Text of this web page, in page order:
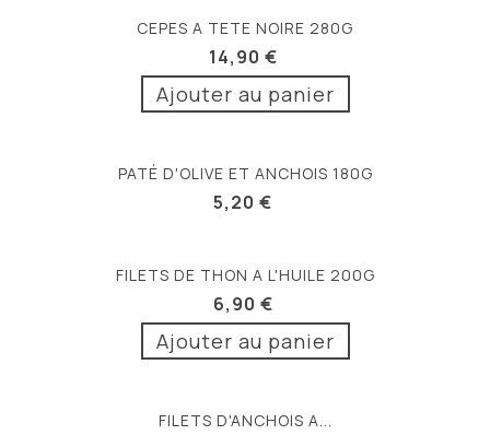
CEPES A TETE NOIRE 280G
14,90 €
Ajouter au panier
PATÉ D'OLIVE ET ANCHOIS 180G
5,20 €
FILETS DE THON A L'HUILE 200G
6,90 €
Ajouter au panier
FILETS D'ANCHOIS A...